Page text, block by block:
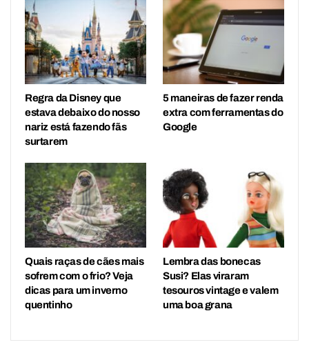
Regra da Disney que
estava debaixo do nosso
nariz está fazendo fãs
surtarem
5 maneiras de fazer renda
extra com ferramentas do
Google
Quais raças de cães mais
sofrem com o frio? Veja
dicas para um inverno
quentinho
Lembra das bonecas
Susi? Elas viraram
tesouros vintage e valem
uma boa grana